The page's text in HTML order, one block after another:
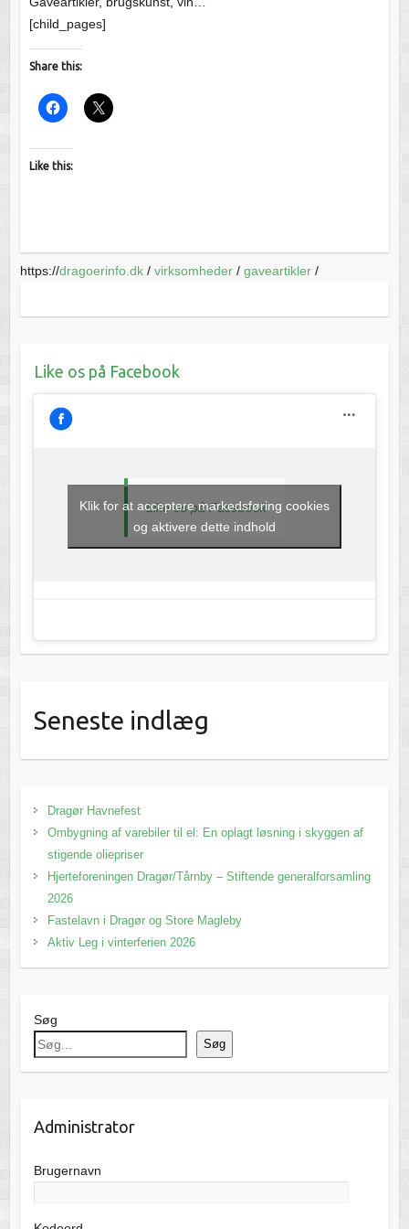
[child_pages]
Share this:
Like this:
https://dragoerinfo.dk/ virksomheder/ gaveartikler/
Like os på Facebook
Like os på Facebook
Klik for at acceptere markedsføring cookies
og aktivere dette indhold
Seneste indlæg
Dragør Havnefest
Ombygning af varebiler til el: En oplagt løsning i skyggen af
stigende oliepriser
Hjerteforeningen Dragør/Tårnby – Stiftende generalforsamling
2026
Fastelavn i Dragør og Store Magleby
Aktiv Leg i vinterferien 2026
Søg
Søg
Administrator
Brugernavn